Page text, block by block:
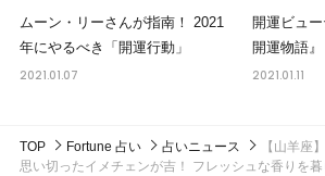
ムーン・リーさんが指南！ 2021
年にやるべき「開運行動」
2021.01.07
開運ビュ
開運物語』
2021.01.11
TOP Fortune 占い 占いニュース
【山羊座
思い切ったイメチェンが吉！ フレッシュな香りを